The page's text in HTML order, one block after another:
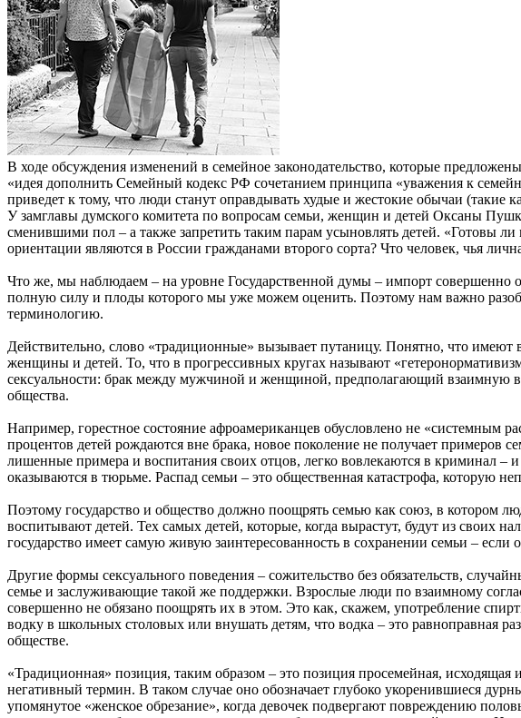
В ходе обсуждения изменений в семейное законодательство, которые
«идея дополнить Семейный кодекс РФ сочетанием принципа «уважения к
приведет к тому, что люди станут оправдывать худые и жестокие обычаи (такие
У замглавы думского комитета по вопросам семьи, женщин и детей Оксаны
сменившими пол – а также запретить таким парам усыновлять детей. «Готовы
ориентации являются в России гражданами второго сорта? Что человек, чья
Что же, мы наблюдаем – на уровне Государственной думы – импорт совершенно
полную силу и плоды которого мы уже можем оценить. Поэтому нам важно
терминологию.
Действительно, слово «традиционные» вызывает путаницу. Понятно, что
женщины и детей. То, что в прогрессивных кругах называют
сексуальности: брак между мужчиной и женщиной, предполагающий взаимную
общества.
Например, горестное состояние афроамериканцев обусловлено не «системным
процентов детей рождаются вне брака, новое поколение не получает примеров
лишенные примера и воспитания своих отцов, легко вовлекаются в криминал
оказываются в тюрьме. Распад семьи – это общественная катастрофа, которую
Поэтому государство и общество должно поощрять семью как союз, в котором
воспитывают детей. Тех самых детей, которые, когда вырастут, будут из своих
государство имеет самую живую заинтересованность в сохранении семьи –
Другие формы сексуального поведения – сожительство без обязательств,
семье и заслуживающие такой же поддержки. Взрослые люди по взаимному
совершенно не обязано поощрять их в этом. Это как, скажем, употребление
водку в школьных столовых или внушать детям, что водка – это равноправная
обществе.
«Традиционная» позиция, таким образом – это позиция просемейная,
негативный термин. В таком случае оно обозначает глубоко укоренившиеся
упомянутое «женское обрезание», когда девочек подвергают повреждению